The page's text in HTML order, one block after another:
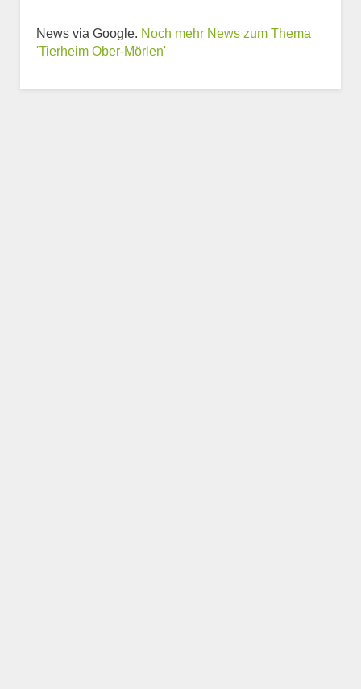
zum Tierheim
Trägerverein
News via Google. Noch mehr News zum Thema
'Tierheim Ober-Mörlen'